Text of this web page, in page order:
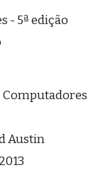
- 5ª edição
Austin